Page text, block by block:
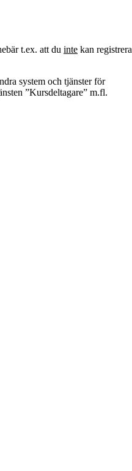
t.ex. att du inte kan registrera
system och tjänster för
”Kursdeltagare” m.fl.